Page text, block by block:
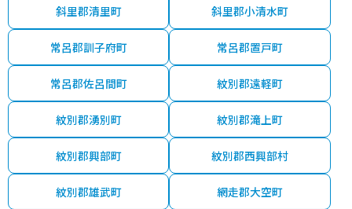
斜里郡清里町 斜里郡小清水町
常呂郡訓子府町 常呂郡置戸町
常呂郡佐呂間町 紋別郡遠軽町
紋別郡湧別町 紋別郡滝上町
紋別郡興部町 紋別郡西興部村
紋別郡雄武町 網走郡大空町